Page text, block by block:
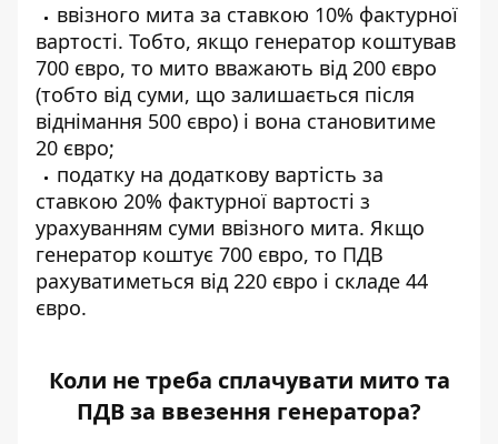
ввізного мита за ставкою 10% фактурної
вартості. Тобто, якщо генератор коштував
700 євро, то мито вважають від 200 євро
(тобто від суми, що залишається після
віднімання 500 євро) і вона становитиме
20 євро;
податку на додаткову вартість за
ставкою 20% фактурної вартості з
урахуванням суми ввізного мита. Якщо
генератор коштує 700 євро, то ПДВ
рахуватиметься від 220 євро і складе 44
євро.
Коли не треба сплачувати мито та
ПДВ за ввезення генератора?